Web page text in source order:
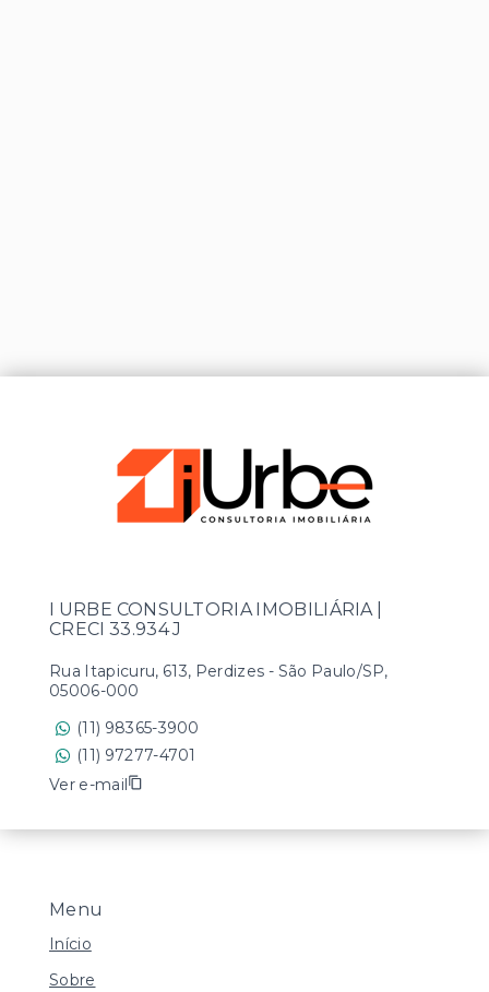
Menu
Início
Sobre
I URBE CONSULTORIA IMOBILIÁRIA |
CRECI 33.934 J
Rua Itapicuru, 613, Perdizes - São Paulo/SP,
05006-000
(11) 98365-3900
(11) 97277-4701
Ver e-mail